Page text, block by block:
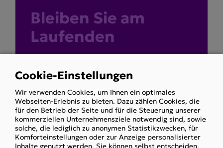
Bleiben Sie am
Laufenden
Newsletter an und erhalten Sie
immer aktuelle Informationen über
die Arbeit unseres Vereins.
Use
of
personal
data
and
Cookie-Einstellungen
Wir verwenden Cookies, um Ihnen ein optimales
Webseiten-Erlebnis zu bieten. Dazu zählen Cookies, die
für den Betrieb der Seite und für die Steuerung unserer
kommerziellen Unternehmensziele notwendig sind, sowie
solche, die lediglich zu anonymen Statistikzwecken, für
Komforteinstellungen oder zur Anzeige personalisierter
Inhalte genutzt werden. Sie können selbst entscheiden,